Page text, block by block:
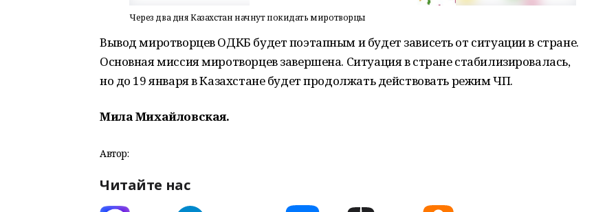
Через два дня Казахстан начнут покидать миротворцы
Вывод миротворцев ОДКБ будет поэтапным и будет зависеть от ситуации в стране.
Основная миссия миротворцев завершена. Ситуация в стране стабилизировалась,
но до 19 января в Казахстане будет продолжать действовать режим ЧП.
Мила Михайловская.
Автор:
Читайте нас